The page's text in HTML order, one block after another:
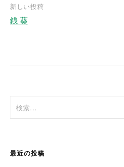
稿
ナ
ョ
ン
新しい投稿
銭 葵
索
最近の投稿